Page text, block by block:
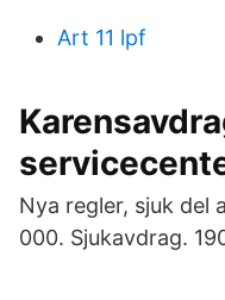
Art 11 lpf
Nya regler, sjuk del
000. Sjukavdrag.